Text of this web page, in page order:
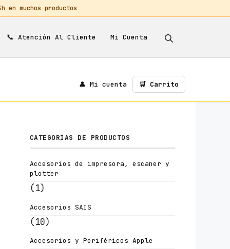
muchos productos
📞 Atención Al Cliente Mi Cuenta
👤 Mi cuenta 🛒 Carrito
CATEGORÍAS DE PRODUCTOS
Accesorios de impresora, escaner y
plotter
(1)
Accesorios SAIS
(10)
Accesorios y Periféricos Apple